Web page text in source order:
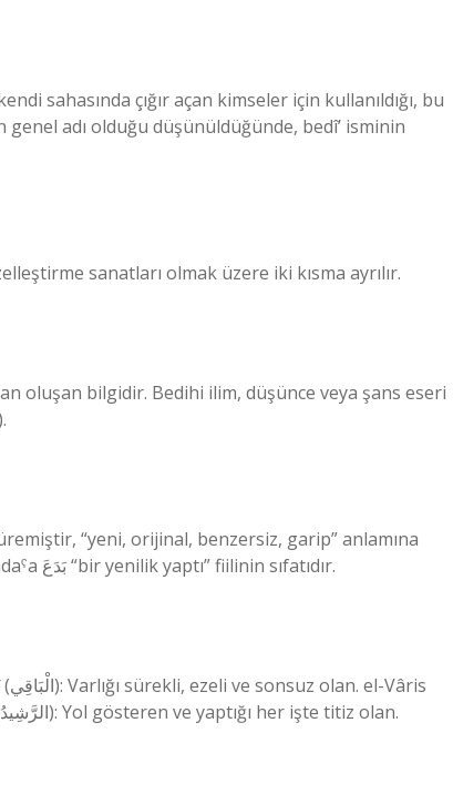
sahasında çığır açan kimseler için kullanıldığı, bu
adı olduğu düşünüldüğünde, bedî’ isminin
sanatları olmak üzere iki kısma ayrılır.
oluşan bilgidir. Bedihi ilim, düşünce veya şans eseri
gelir ve +ī eki vardır. Bu kelime, faˁīl ölçüsünde Arapça badaˁa بَدَعَ “bir yenilik yaptı” fiilinin sıfatıdır.
(الْوَارِثُ): Varlığının sonu olmayan gerçek sahibi. er-Raşîd (الرَّشِيدُ): Yol gösteren ve yaptığı her işte titiz olan.